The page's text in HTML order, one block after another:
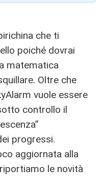
che ti
poiché dovrai
matematica
Oltre che
vuole essere
controllo il
progressi.
aggiornata alla
le novità